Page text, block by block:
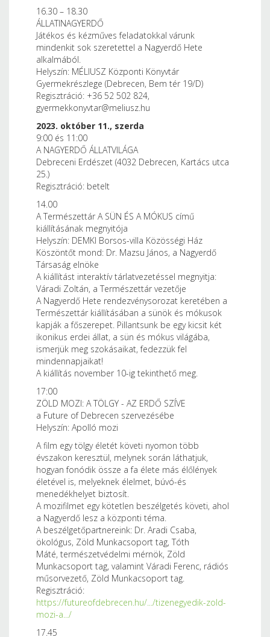
16.30 – 18.30
ÁLLATINAGYERDŐ
Játékos és kézműves feladatokkal várunk
mindenkit sok szeretettel a Nagyerdő Hete
alkalmából.
Helyszín: MÉLIUSZ Központi Könyvtár
Gyermekrészlege (Debrecen, Bem tér 19/D)
Regisztráció: +36 52 502 824,
gyermekkonyvtar@meliusz.hu
2023. október 11., szerda
9:00 és 11:00
A NAGYERDŐ ÁLLATVILÁGA
Debreceni Erdészet (4032 Debrecen, Kartács utca
25.)
Regisztráció: betelt
14.00
A Természettár A SÜN ÉS A MÓKUS című
kiállításának megnyitója
Helyszín: DEMKI Borsos-villa Közösségi Ház
Köszöntőt mond: Dr. Mazsu János, a Nagyerdő
Társaság elnöke
A kiállítást interaktív tárlatvezetéssel megnyitja:
Váradi Zoltán, a Természettár vezetője
A Nagyerdő Hete rendezvénysorozat keretében a
Természettár kiállításában a sünök és mókusok
kapják a főszerepet. Pillantsunk be egy kicsit két
ikonikus erdei állat, a sün és mókus világába,
ismerjük meg szokásaikat, fedezzük fel
mindennapjaikat!
A kiállítás november 10-ig tekinthető meg.
17:00
ZÖLD MOZI: A TÖLGY - AZ ERDŐ SZÍVE
a Future of Debrecen szervezésébe
Helyszín: Apolló mozi
A film egy tölgy életét követi nyomon több
évszakon keresztül, melynek során láthatjuk,
hogyan fonódik össze a fa élete más élőlények
életével is, melyeknek élelmet, búvó-és
menedékhelyet biztosít.
A mozifilmet egy kötetlen beszélgetés követi, ahol
a Nagyerdő lesz a központi téma.
A beszélgetőpartnereink: Dr. Aradi Csaba,
ökológus, Zöld Munkacsoport tag, Tóth
Máté, természetvédelmi mérnök, Zöld
Munkacsoport tag, valamint Váradi Ferenc, rádiós
műsorvezető, Zöld Munkacsoport tag.
Regisztráció:
https://futureofdebrecen.hu/.../tizenegyedik-zold-
mozi-a.../
17.45